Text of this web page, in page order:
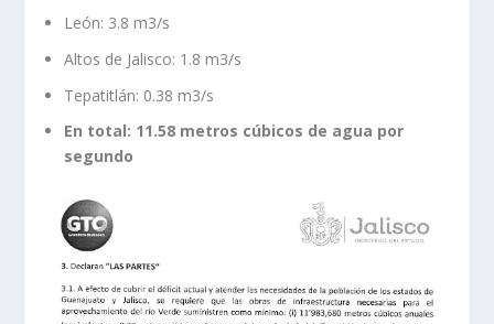
León: 3.8 m3/s
Altos de Jalisco: 1.8 m3/s
Tepatitlán: 0.38 m3/s
En total: 11.58 metros cúbicos de agua por
segundo